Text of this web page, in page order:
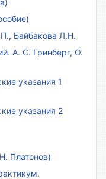
Байбакова Л.Н.
А. С. Гринберг, О.
указания 1
указания 2
Платонов)